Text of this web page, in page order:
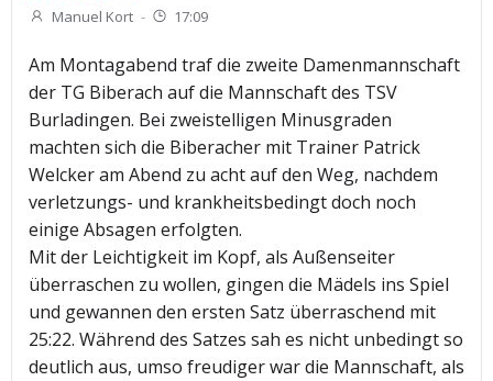
Manuel Kort - 17:09
Am Montagabend traf die zweite Damenmannschaft
der TG Biberach auf die Mannschaft des TSV
Burladingen. Bei zweistelligen Minusgraden
machten sich die Biberacher mit Trainer Patrick
Welcker am Abend zu acht auf den Weg, nachdem
verletzungs- und krankheitsbedingt doch noch
einige Absagen erfolgten.
Mit der Leichtigkeit im Kopf, als Außenseiter
überraschen zu wollen, gingen die Mädels ins Spiel
und gewannen den ersten Satz überraschend mit
25:22. Während des Satzes sah es nicht unbedingt so
deutlich aus, umso freudiger war die Mannschaft, als